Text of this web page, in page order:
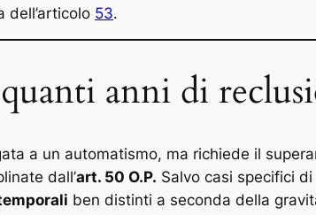
dell’articolo 53.
anni di
a un automatismo, ma richiede il
dall’art. 50 O.P. Salvo casi specifici
ben distinti a seconda della